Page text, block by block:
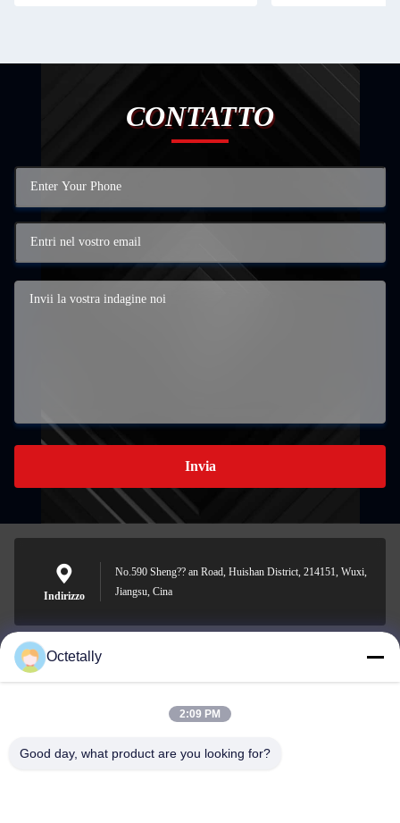
CONTATTO
Invia
Indirizzo
No.590 Sheng?? an Road, Huishan District, 214151, Wuxi,
Jiangsu, Cina
sales@wellleader.com
Octetally
2:09 PM
Good day, what product are you looking for?